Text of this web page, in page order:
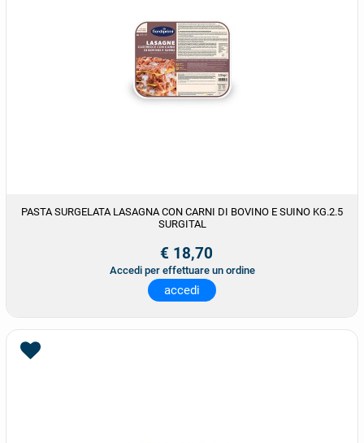
PASTA SURGELATA LASAGNA CON CARNI DI BOVINO E SUINO KG.2.5
SURGITAL
€ 18,70
Accedi per effettuare un ordine
accedi